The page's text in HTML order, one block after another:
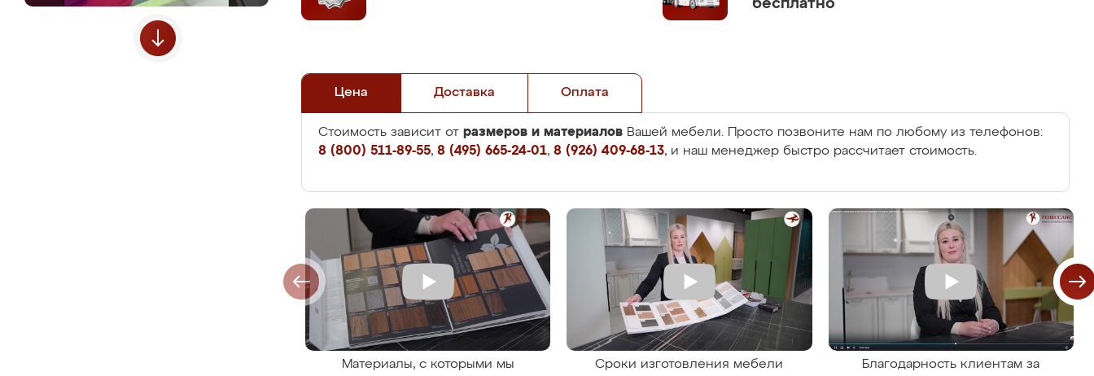
бесплатно
Цена Доставка Оплата
Стоимость зависит от размеров и материалов Вашей мебели. Просто позвоните нам по любому из телефонов:
8 (800) 511-89-55, 8 (495) 665-24-01, 8 (926) 409-68-13, и наш менеджер быстро рассчитает стоимость.
Материалы, с которыми мы
Сроки изготовления мебели
Благодарность клиентам за